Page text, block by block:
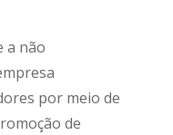
a não
por meio de
de